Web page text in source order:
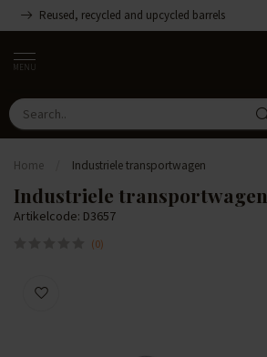
Reused, recycled and upcycled barrels
MENU
Home Industriele transportwagen
Industriele transportwagen
Artikelcode: D3657
(0)